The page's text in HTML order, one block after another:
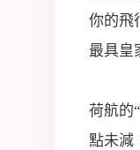
你的飛
最具皇
荷航的
點未減